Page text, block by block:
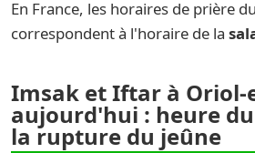
En France, les horaires de prière
correspondent à l'horaire de la
Imsak et Iftar à Oriol-
aujourd'hui : heure
la rupture du jeûne